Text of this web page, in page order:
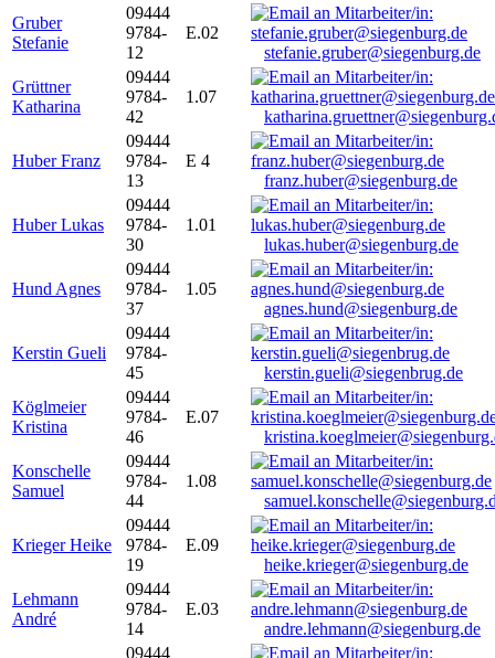
Gruber
Stefanie
09444
9784-
12
E.02
stefanie.gruber@siegenburg.de
Grüttner
Katharina
09444
9784-
42
1.07
Huber Franz
09444
9784-
13
E 4
franz.huber@siegenburg.de
Huber Lukas
09444
9784-
30
1.01
lukas.huber@siegenburg.de
Hund Agnes
09444
9784-
37
1.05
agnes.hund@siegenburg.de
Kerstin Gueli
09444
9784-
45
kerstin.gueli@siegenbrug.de
Köglmeier
Kristina
09444
9784-
46
E.07
Konschelle
Samuel
09444
9784-
44
1.08
Krieger Heike
09444
9784-
19
E.09
heike.krieger@siegenburg.de
Lehmann
André
09444
9784-
14
E.03
andre.lehmann@siegenburg.de
09444